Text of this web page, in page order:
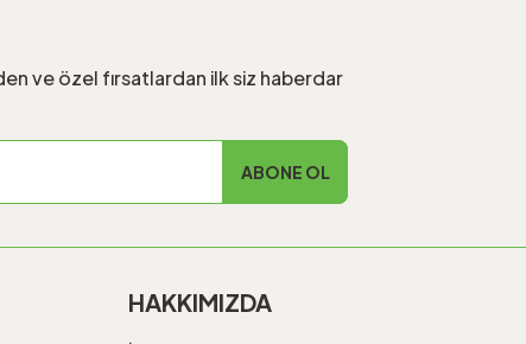
ve özel fırsatlardan ilk siz haberdar
ABONE OL
HAKKIMIZDA